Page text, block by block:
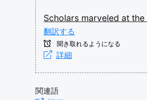
Scholars marveled at the
翻訳する
聞き取れるようになる
詳細
関連語